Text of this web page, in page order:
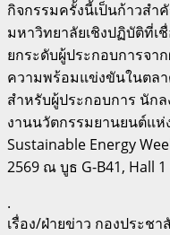
กิจกรรมครั้งนี้เป็นก้าวส
มหาวิทยาลัยเชิงปฏิบัติที่เ
ยกระดับผู้ประกอบการจา
ความพร้อมแข่งขันในตลา
สำหรับผู้ประกอบการ นัก
งานนวัตกรรมยานยนต์แห่
Sustainable Energy
2569 ณ บูธ G-B41, Hall
.
เรื่อง/ฝ่ายข่าว กองประช